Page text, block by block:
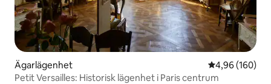
Ägarlägenhet 4,96 av 5 i
4,96 (160)
Petit Versailles: Historisk lägenhet i Paris centrum